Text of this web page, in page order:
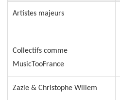
Artistes majeurs
Collectifs comme
MusicTooFrance
Zazie & Christophe Willem